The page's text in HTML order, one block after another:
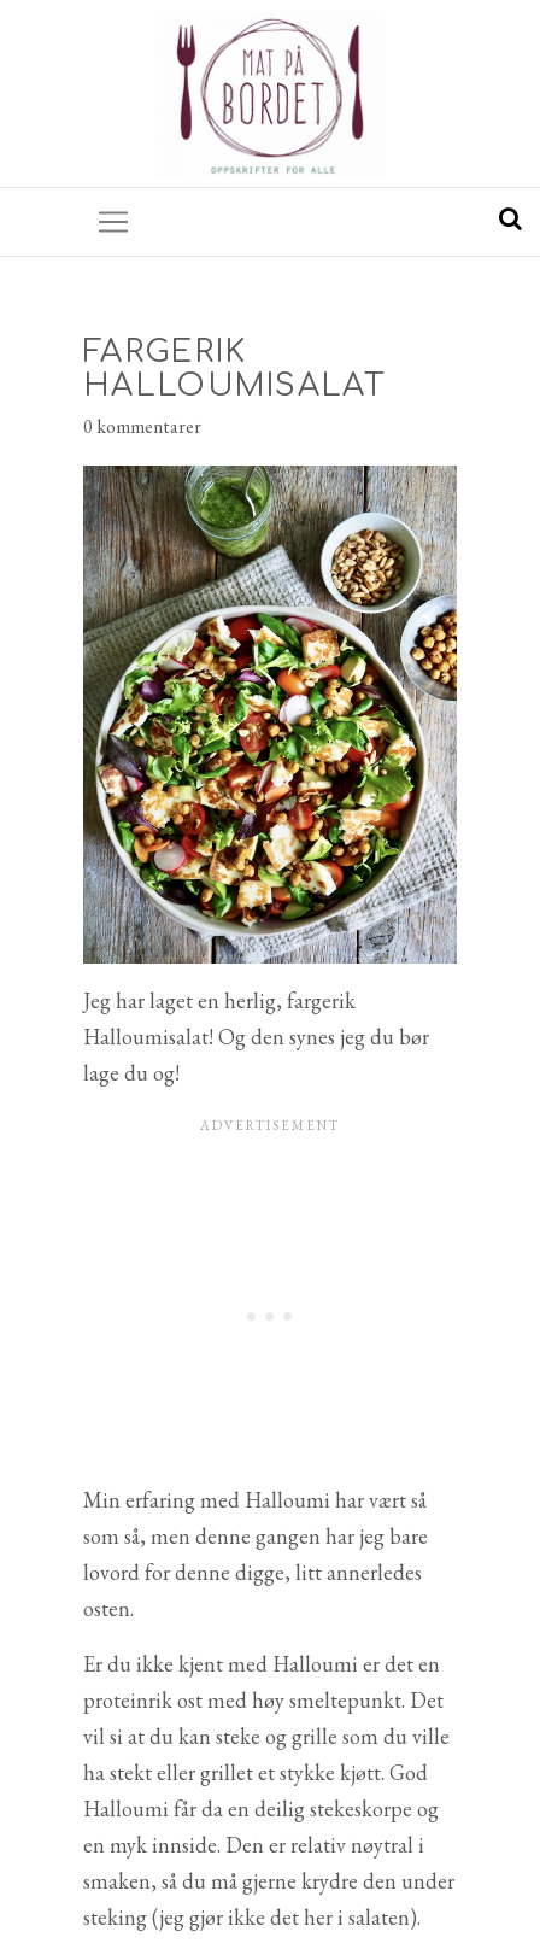
FARGERIK
HALLOUMISALAT
0 kommentarer
Jeg har laget en herlig, fargerik
Halloumisalat! Og den synes jeg du bør
lage du og!
Min erfaring med Halloumi har vært så
som så, men denne gangen har jeg bare
lovord for denne digge, litt annerledes
osten.
Er du ikke kjent med Halloumi er det en
proteinrik ost med høy smeltepunkt. Det
vil si at du kan steke og grille som du ville
ha stekt eller grillet et stykke kjøtt. God
Halloumi får da en deilig stekeskorpe og
en myk innside. Den er relativ nøytral i
smaken, så du må gjerne krydre den under
steking (jeg gjør ikke det her i salaten).